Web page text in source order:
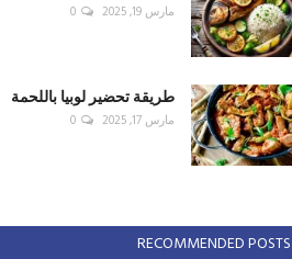
مارس 19, 2025 0
طريقة تحضير لوبيا باللحمة
مارس 17, 2025 0
RECOMMENDED POSTS